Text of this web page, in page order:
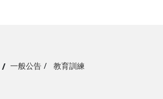
一般公告 教育訓練